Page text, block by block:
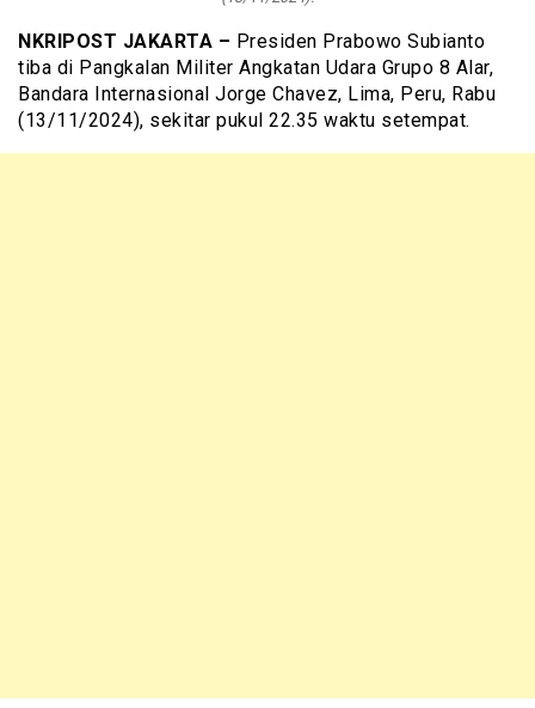
NKRIPOST JAKARTA – Presiden Prabowo Subianto
tiba di Pangkalan Militer Angkatan Udara Grupo 8 Alar,
Bandara Internasional Jorge Chavez, Lima, Peru, Rabu
(13/11/2024), sekitar pukul 22.35 waktu setempat.